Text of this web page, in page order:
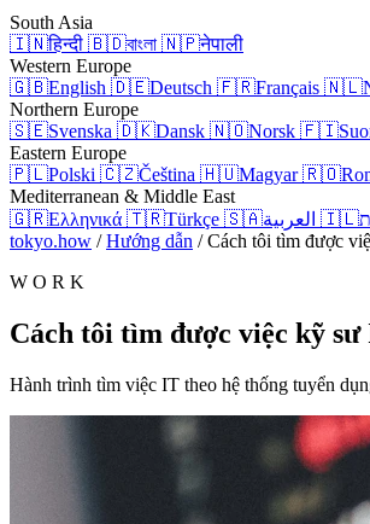
South Asia
🇮🇳हिन्दी 🇧🇩বাংলা 🇳🇵नेपाली
Western Europe
🇬🇧English 🇩🇪Deutsch 🇫🇷Français 🇳🇱
Northern Europe
🇸🇪Svenska 🇩🇰Dansk 🇳🇴Norsk 🇫🇮
Eastern Europe
🇵🇱Polski 🇨🇿Čeština 🇭🇺Magyar🇷🇴
Mediterranean & Middle East
🇬🇷Ελληνικά 🇹🇷Türkçe 🇸🇦 🇮🇱
tokyo.how / Hướng dẫn / Cách tôi tìm được
W O R K
Cách tôi tìm được việc kỹ
Hành trình tìm việc IT theo hệ thống tuyển